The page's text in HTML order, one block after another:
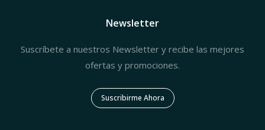
Newsletter
Suscríbete a nuestros Newsletter y recibe las mejores
ofertas y promociones.
Suscribirme Ahora